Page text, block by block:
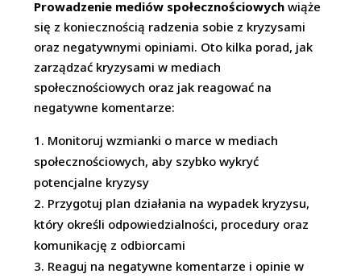
Prowadzenie mediów społecznościowych wiąże
się z koniecznością radzenia sobie z kryzysami
oraz negatywnymi opiniami. Oto kilka porad, jak
zarządzać kryzysami w mediach
społecznościowych oraz jak reagować na
negatywne komentarze:
Monitoruj wzmianki o marce w mediach
społecznościowych, aby szybko wykryć
potencjalne kryzysy
Przygotuj plan działania na wypadek kryzysu,
który określi odpowiedzialności, procedury oraz
komunikację z odbiorcami
Reaguj na negatywne komentarze i opinie w